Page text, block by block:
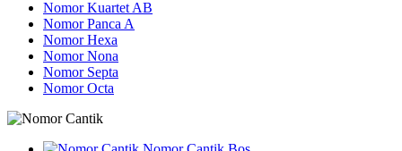
Nomor Kuartet AB
Nomor Panca A
Nomor Hexa
Nomor Nona
Nomor Septa
Nomor Octa